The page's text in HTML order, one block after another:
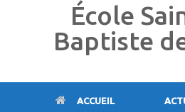
École
Baptiste
ACCUEIL